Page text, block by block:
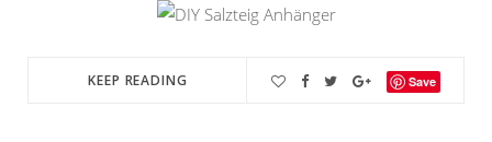
KEEP READING Save